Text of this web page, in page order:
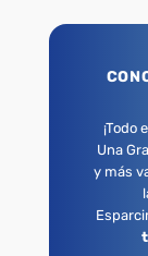
¡Todo
Una
y más